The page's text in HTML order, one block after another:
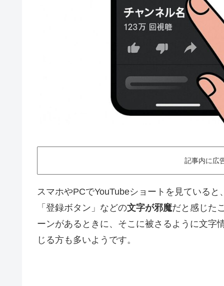
記事内に広
スマホやPCでYouTubeショートを見ている
「登録ボタン」などの文字が邪魔だと感じた
ーンがあるときに、そこに被さるように文字
じる方も多いようです。